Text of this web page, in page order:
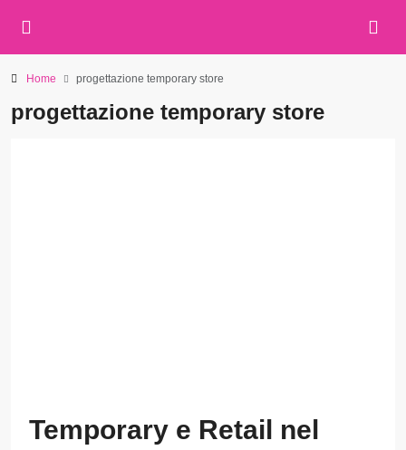
Home progettazione temporary store
progettazione temporary store
Temporary e Retail nel